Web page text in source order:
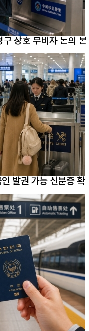
상호 무비자 논의 본
발권 가능 신분증 확